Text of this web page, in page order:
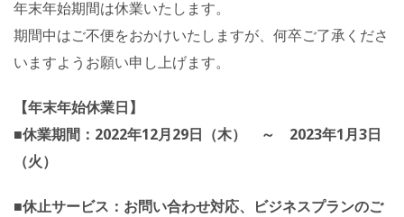
年末年始期間は休業いたします。
期間中はご不便をおかけいたしますが、何卒ご了承くださ
いますようお願い申し上げます。
【年末年始休業日】
■休業期間：2022年12月29日（木） ～ 2023年1月3日
（火）
■休止サービス：お問い合わせ対応、ビジネスプランのご